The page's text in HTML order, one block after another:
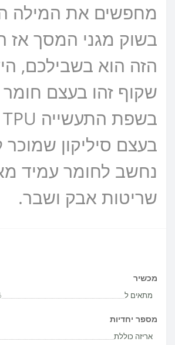
מחפשים את המילה
בשוק מגני המסך אז
הזה הוא בשבילכם,
שקוף זהו בעצם
בעצם סיליקון שמוכר
נחשב לחומר עמיד
שריטות אבק ושבר.
מכשיר
מתאים ל
מספר יחדיות
אריזה כוללת